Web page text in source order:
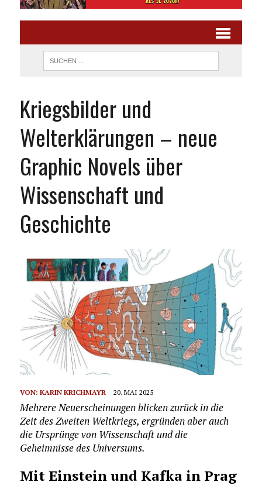
Kriegsbilder und
Welterklärungen – neue
Graphic Novels über
Wissenschaft und
Geschichte
VON: KARIN KRICHMAYR 20. MAI 2025
Mehrere Neuerscheinungen blicken zurück in die
Zeit des Zweiten Weltkriegs, ergründen aber auch
die Ursprünge von Wissenschaft und die
Geheimnisse des Universums.
Mit Einstein und Kafka in Prag